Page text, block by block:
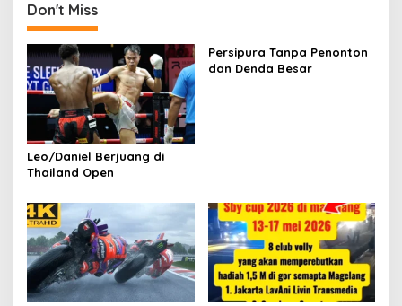
Don't Miss
Leo/Daniel Berjuang di
Thailand Open
Persipura Tanpa Penonton
dan Denda Besar